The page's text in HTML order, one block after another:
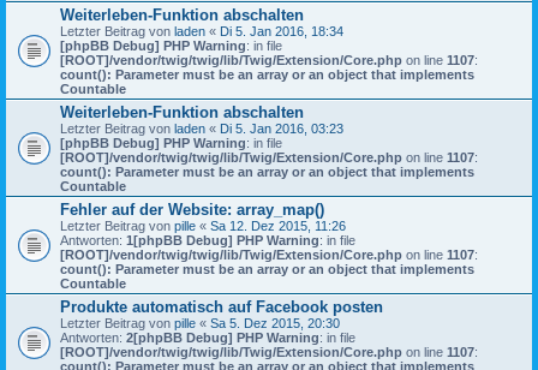
Weiterleben-Funktion abschalten
Letzter Beitrag von laden « Di 5. Jan 2016, 18:34
[phpBB Debug] PHP Warning: in file
[ROOT]/vendor/twig/twig/lib/Twig/Extension/Core.php on line 1107:
count(): Parameter must be an array or an object that implements
Countable
Weiterleben-Funktion abschalten
Letzter Beitrag von laden « Di 5. Jan 2016, 03:23
[phpBB Debug] PHP Warning: in file
[ROOT]/vendor/twig/twig/lib/Twig/Extension/Core.php on line 1107:
count(): Parameter must be an array or an object that implements
Countable
Fehler auf der Website: array_map()
Letzter Beitrag von pille « Sa 12. Dez 2015, 11:26
Antworten: 1[phpBB Debug] PHP Warning: in file
[ROOT]/vendor/twig/twig/lib/Twig/Extension/Core.php on line 1107:
count(): Parameter must be an array or an object that implements
Countable
Produkte automatisch auf Facebook posten
Letzter Beitrag von pille « Sa 5. Dez 2015, 20:30
Antworten: 2[phpBB Debug] PHP Warning: in file
[ROOT]/vendor/twig/twig/lib/Twig/Extension/Core.php on line 1107:
count(): Parameter must be an array or an object that implements